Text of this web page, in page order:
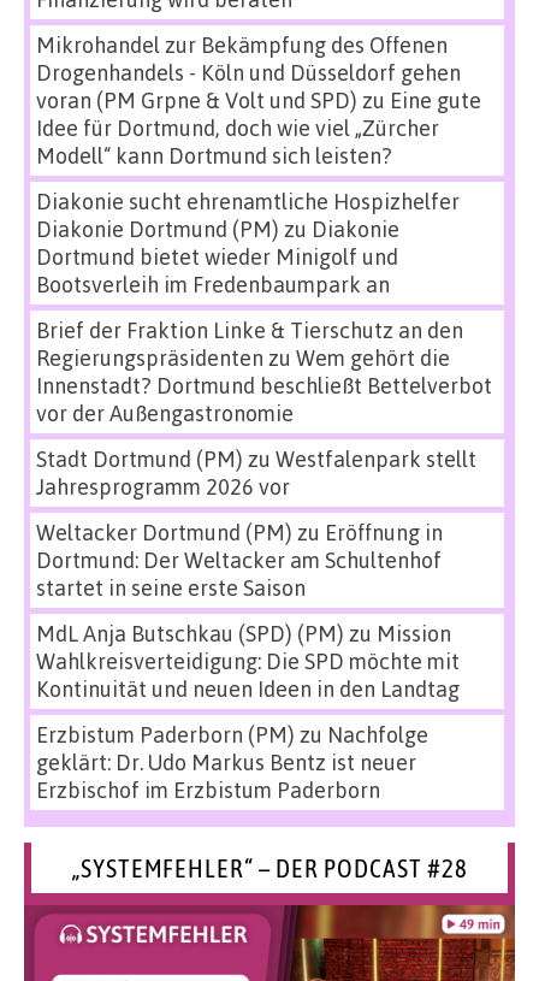
Mikrohandel zur Bekämpfung des Offenen
Drogenhandels - Köln und Düsseldorf gehen
voran (PM Grpne & Volt und SPD) zu Eine gute
Idee für Dortmund, doch wie viel „Zürcher
Modell“ kann Dortmund sich leisten?
Diakonie sucht ehrenamtliche Hospizhelfer
Diakonie Dortmund (PM) zu Diakonie
Dortmund bietet wieder Minigolf und
Bootsverleih im Fredenbaumpark an
Brief der Fraktion Linke & Tierschutz an den
Regierungspräsidenten zu Wem gehört die
Innenstadt? Dortmund beschließt Bettelverbot
vor der Außengastronomie
Stadt Dortmund (PM) zu Westfalenpark stellt
Jahresprogramm 2026 vor
Weltacker Dortmund (PM) zu Eröffnung in
Dortmund: Der Weltacker am Schultenhof
startet in seine erste Saison
MdL Anja Butschkau (SPD) (PM) zu Mission
Wahlkreisverteidigung: Die SPD möchte mit
Kontinuität und neuen Ideen in den Landtag
Erzbistum Paderborn (PM) zu Nachfolge
geklärt: Dr. Udo Markus Bentz ist neuer
Erzbischof im Erzbistum Paderborn
„SYSTEMFEHLER“ – DER PODCAST #28